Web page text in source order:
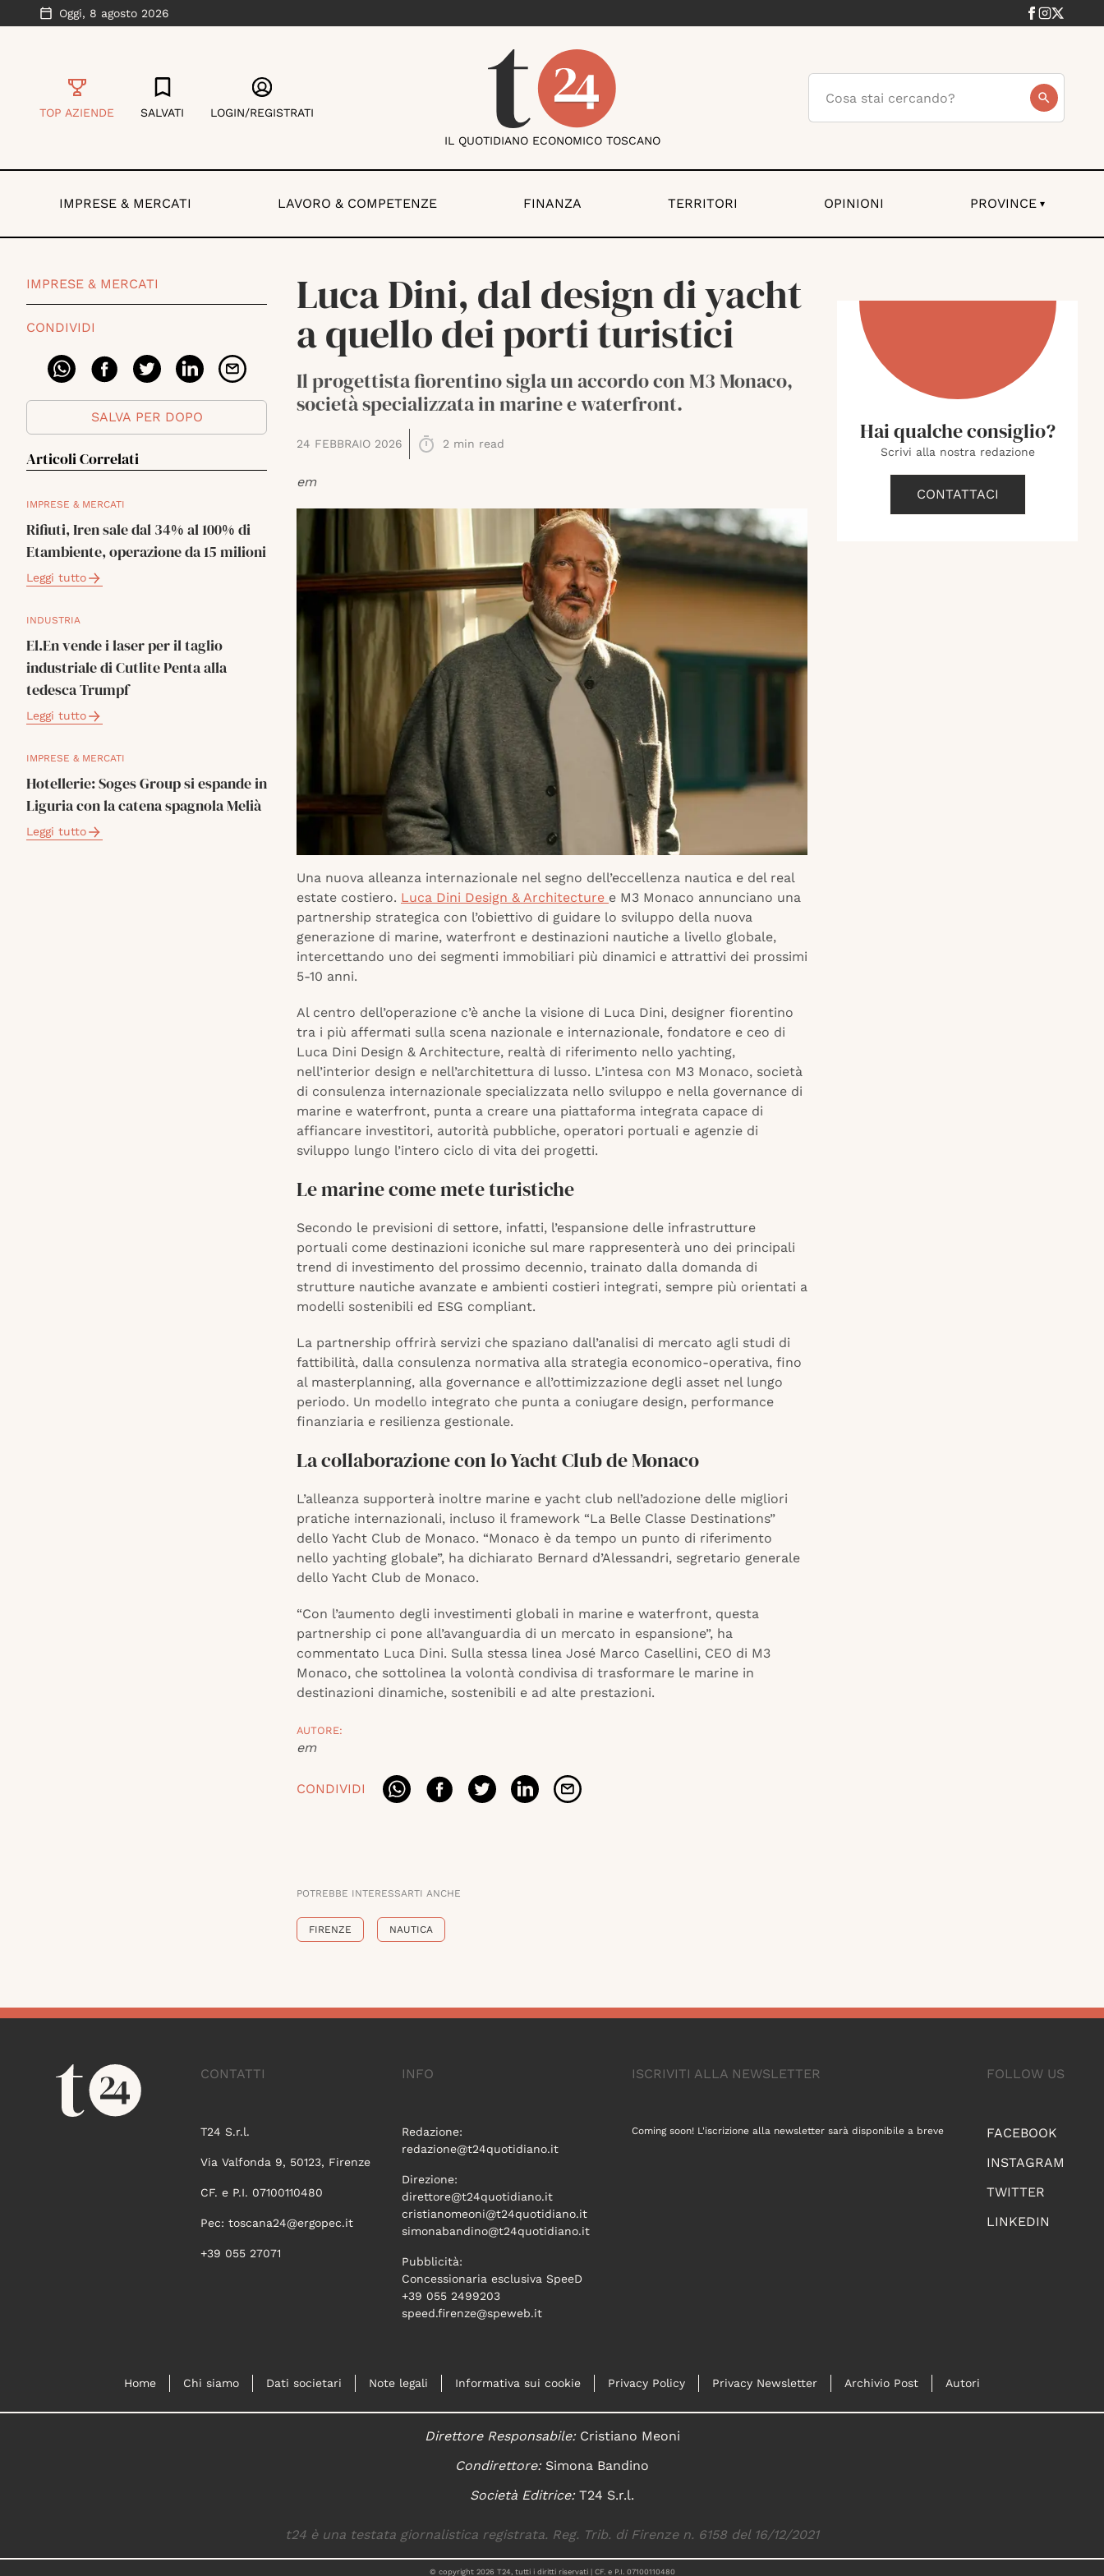
Oggi, 8 agosto 2026
TOP AZIENDE SALVATI LOGIN/REGISTRATI
IL QUOTIDIANO ECONOMICO TOSCANO
IMPRESE & MERCATI LAVORO & COMPETENZE FINANZA TERRITORI OPINIONI PROVINCE ▾
IMPRESE & MERCATI
CONDIVIDI
SALVA PER DOPO
Articoli Correlati
IMPRESE & MERCATI
Rifiuti, Iren sale dal 34% al 100% di
Etambiente, operazione da 15 milioni
Leggi tutto
INDUSTRIA
El.En vende i laser per il taglio
industriale di Cutlite Penta alla
tedesca Trumpf
Leggi tutto
IMPRESE & MERCATI
Hotellerie: Soges Group si espande in
Liguria con la catena spagnola Melià
Leggi tutto
Luca Dini, dal design di yacht
a quello dei porti turistici
Il progettista fiorentino sigla un accordo con M3 Monaco,
società specializzata in marine e waterfront.
24 FEBBRAIO 2026 2 min read
em
Una nuova alleanza internazionale nel segno dell’eccellenza nautica e del real
estate costiero. Luca Dini Design & Architecture e M3 Monaco annunciano una
partnership strategica con l’obiettivo di guidare lo sviluppo della nuova
generazione di marine, waterfront e destinazioni nautiche a livello globale,
intercettando uno dei segmenti immobiliari più dinamici e attrattivi dei prossimi
5-10 anni.
Al centro dell’operazione c’è anche la visione di Luca Dini, designer fiorentino
tra i più affermati sulla scena nazionale e internazionale, fondatore e ceo di
Luca Dini Design & Architecture, realtà di riferimento nello yachting,
nell’interior design e nell’architettura di lusso. L’intesa con M3 Monaco, società
di consulenza internazionale specializzata nello sviluppo e nella governance di
marine e waterfront, punta a creare una piattaforma integrata capace di
affiancare investitori, autorità pubbliche, operatori portuali e agenzie di
sviluppo lungo l’intero ciclo di vita dei progetti.
Le marine come mete turistiche
Secondo le previsioni di settore, infatti, l’espansione delle infrastrutture
portuali come destinazioni iconiche sul mare rappresenterà uno dei principali
trend di investimento del prossimo decennio, trainato dalla domanda di
strutture nautiche avanzate e ambienti costieri integrati, sempre più orientati a
modelli sostenibili ed ESG compliant.
La partnership offrirà servizi che spaziano dall’analisi di mercato agli studi di
fattibilità, dalla consulenza normativa alla strategia economico-operativa, fino
al masterplanning, alla governance e all’ottimizzazione degli asset nel lungo
periodo. Un modello integrato che punta a coniugare design, performance
finanziaria e resilienza gestionale.
La collaborazione con lo Yacht Club de Monaco
L’alleanza supporterà inoltre marine e yacht club nell’adozione delle migliori
pratiche internazionali, incluso il framework “La Belle Classe Destinations”
dello Yacht Club de Monaco. “Monaco è da tempo un punto di riferimento
nello yachting globale”, ha dichiarato Bernard d’Alessandri, segretario generale
dello Yacht Club de Monaco.
“Con l’aumento degli investimenti globali in marine e waterfront, questa
partnership ci pone all’avanguardia di un mercato in espansione”, ha
commentato Luca Dini. Sulla stessa linea José Marco Casellini, CEO di M3
Monaco, che sottolinea la volontà condivisa di trasformare le marine in
destinazioni dinamiche, sostenibili e ad alte prestazioni.
AUTORE:
em
CONDIVIDI
POTREBBE INTERESSARTI ANCHE
FIRENZE NAUTICA
Hai qualche consiglio?
Scrivi alla nostra redazione
CONTATTACI
CONTATTI
T24 S.r.l.
Via Valfonda 9, 50123, Firenze
CF. e P.I. 07100110480
Pec: toscana24@ergopec.it
+39 055 27071
INFO
Redazione:
redazione@t24quotidiano.it
Direzione:
direttore@t24quotidiano.it
cristianomeoni@t24quotidiano.it
simonabandino@t24quotidiano.it
Pubblicità:
Concessionaria esclusiva SpeeD
+39 055 2499203
speed.firenze@speweb.it
FOLLOW US
FACEBOOK
INSTAGRAM
TWITTER
LINKEDIN
ISCRIVITI ALLA NEWSLETTER
Coming soon! L'iscrizione alla newsletter sarà disponibile a breve
Home Chi siamo Dati societari Note legali Informativa sui cookie Privacy Policy Privacy Newsletter Archivio Post Autori
Direttore Responsabile:Cristiano Meoni
Condirettore:Simona Bandino
Società Editrice:T24 S.r.l.
t24 è una testata giornalistica registrata. Reg. Trib. di Firenze n. 6158 del 16/12/2021
© copyright 2026 T24, tutti i diritti riservati | CF. e P.I. 07100110480